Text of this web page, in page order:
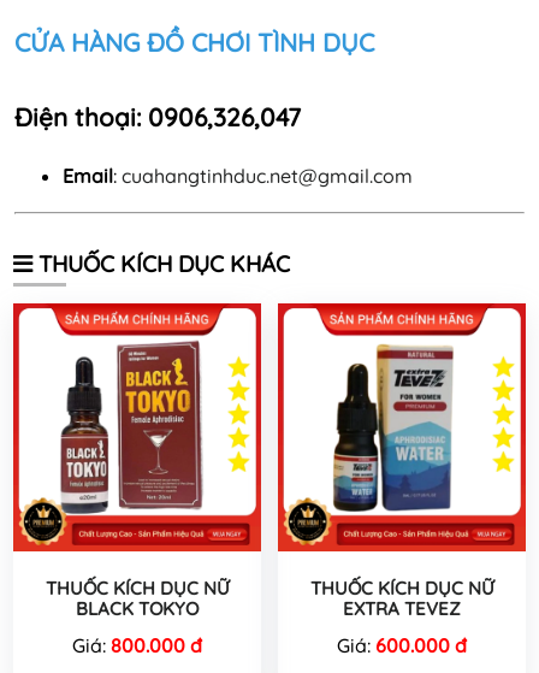
CỬA HÀNG ĐỒ CHƠI TÌNH DỤC
Điện thoại: 0906,326,047
Email: cuahangtinhduc.net@gmail.com
THUỐC KÍCH DỤC KHÁC
THUỐC KÍCH DỤC NỮ
BLACK TOKYO
Giá: 800.000 đ
THUỐC KÍCH DỤC NỮ
EXTRA TEVEZ
Giá: 600.000 đ